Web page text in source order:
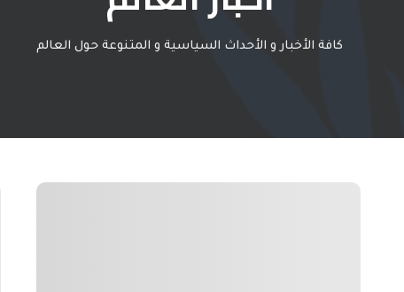
كافة الأخبار و الأحداث السياسية و المتنوعة حول العالم